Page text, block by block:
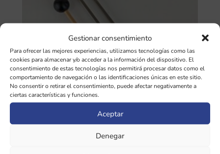
Gestionar consentimiento
Para ofrecer las mejores experiencias, utilizamos tecnologías como las
cookies para almacenar y/o acceder a la información del dispositivo. El
consentimiento de estas tecnologías nos permitirá procesar datos como el
comportamiento de navegación o las identificaciones únicas en este sitio.
No consentir o retirar el consentimiento, puede afectar negativamente a
ciertas características y funciones.
Aceptar
Denegar
Diapasón Chakra RAIZ/ Día de la TIERRA